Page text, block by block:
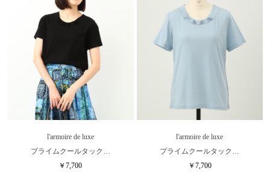
l'armoire de luxe
プライムクールタック…
￥7,700
l'armoire de luxe
プライムクールタック…
￥7,700